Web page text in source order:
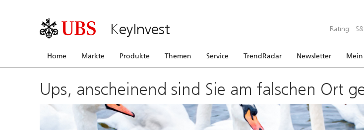
KeyInvest Rating:
Home Märkte Produkte Themen Service TrendRadar Newsletter Mein
Ups, anscheinend sind Sie am falschen Ort